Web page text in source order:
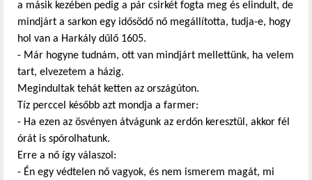
a másik kezében pedig a pár csirkét fogta meg és elindult, de
mindjárt a sarkon egy idősödő nő megállította, tudja-e, hogy
hol van a Harkály dűlő 1605.
- Már hogyne tudnám, ott van mindjárt mellettünk, ha velem
tart, elvezetem a házig.
Megindultak tehát ketten az országúton.
Tíz perccel később azt mondja a farmer:
- Ha ezen az ösvényen átvágunk az erdőn keresztül, akkor fél
órát is spórolhatunk.
Erre a nő így válaszol:
- Én egy védtelen nő vagyok, és nem ismerem magát, mi